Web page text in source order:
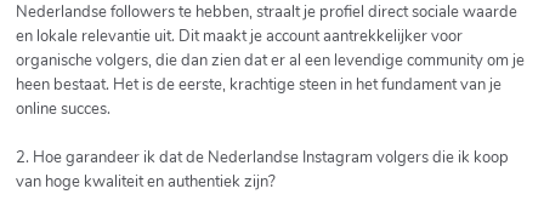
Nederlandse followers te hebben, straalt je profiel direct sociale waarde
en lokale relevantie uit. Dit maakt je account aantrekkelijker voor
organische volgers, die dan zien dat er al een levendige community om je
heen bestaat. Het is de eerste, krachtige steen in het fundament van je
online succes.
2. Hoe garandeer ik dat de Nederlandse Instagram volgers die ik koop
van hoge kwaliteit en authentiek zijn?